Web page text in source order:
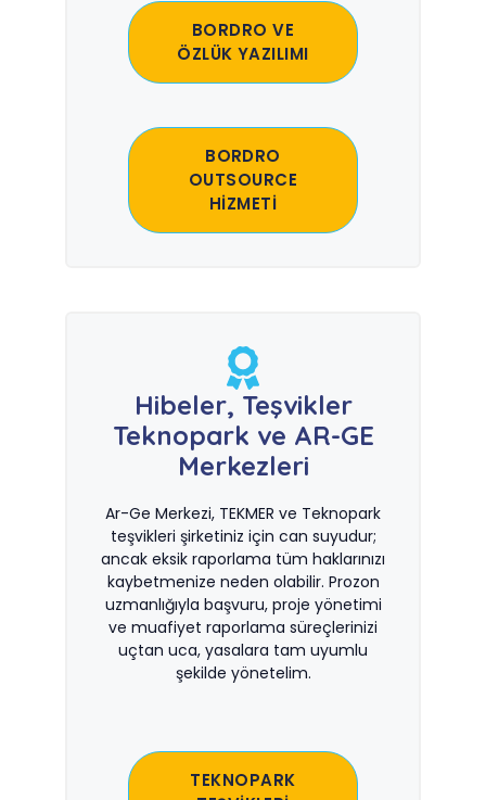
BORDRO VE
ÖZLÜK YAZILIMI
BORDRO
OUTSOURCE
HİZMETİ
Hibeler, Teşvikler
Teknopark ve AR-GE
Merkezleri
Ar-Ge Merkezi, TEKMER ve Teknopark
teşvikleri şirketiniz için can suyudur;
ancak eksik raporlama tüm haklarınızı
kaybetmenize neden olabilir. Prozon
uzmanlığıyla başvuru, proje yönetimi
ve muafiyet raporlama süreçlerinizi
uçtan uca, yasalara tam uyumlu
şekilde yönetelim.
TEKNOPARK